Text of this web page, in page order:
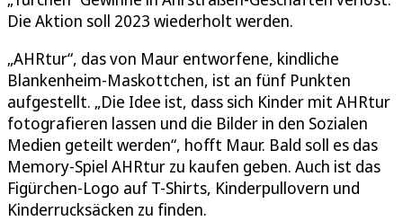
Die Aktion soll 2023 wiederholt werden.
„AHRtur“, das von Maur entworfene, kindliche
Blankenheim-Maskottchen, ist an fünf Punkten
aufgestellt. „Die Idee ist, dass sich Kinder mit AHRtur
fotografieren lassen und die Bilder in den Sozialen
Medien geteilt werden“, hofft Maur. Bald soll es das
Memory-Spiel AHRtur zu kaufen geben. Auch ist das
Figürchen-Logo auf T-Shirts, Kinderpullovern und
Kinderrucksäcken zu finden.